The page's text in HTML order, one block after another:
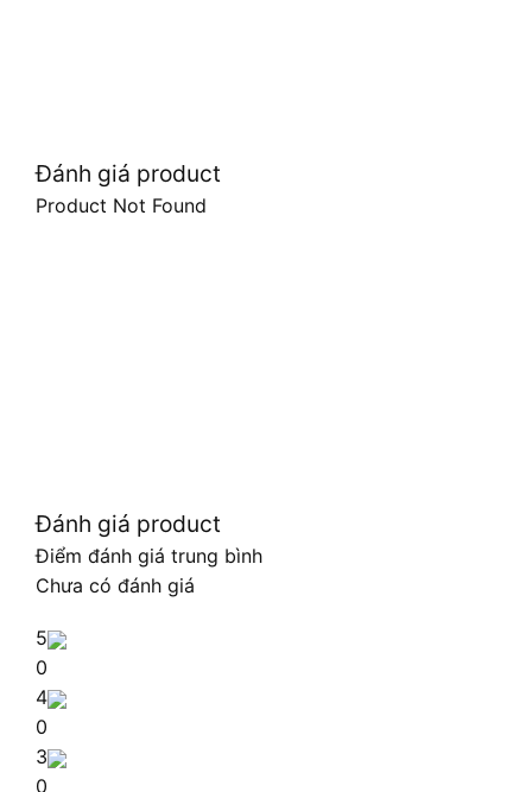
Đánh giá product
Product Not Found
Đánh giá product
Điểm đánh giá trung bình
Chưa có đánh giá
5
0
4
0
3
0